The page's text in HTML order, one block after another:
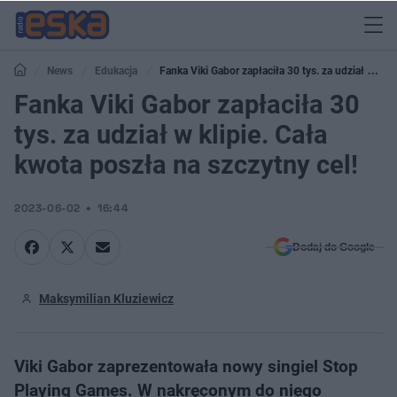
News Edukacja
Fanka Viki Gabor zapłaciła 30 tys. za udział w
klipie. Cała kwota poszła na szczytny cel!
Fanka Viki Gabor zapłaciła 30
tys. za udział w klipie. Cała
kwota poszła na szczytny cel!
2023-06-02 16:44
Dodaj do Google
Maksymilian Kluziewicz
Viki Gabor zaprezentowała nowy singiel Stop
Playing Games. W nakręconym do niego